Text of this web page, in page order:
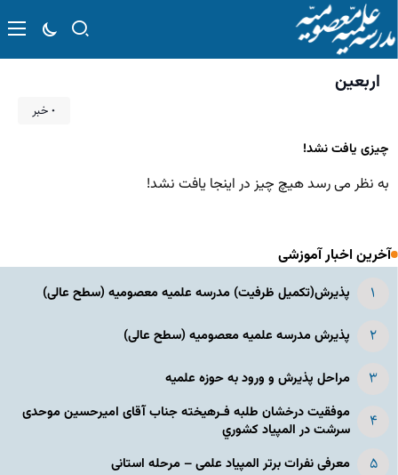
اربعین
۰ خبر
چیزی یافت نشد!
به نظر می رسد هیچ چیز در اینجا یافت نشد!
آخرین اخبار آموزشی
پذیرش(تکمیل ظرفیت) مدرسه علمیه معصومیه‌ (سطح عالی)
پذیرش مدرسه علمیه معصومیه‌ (سطح عالی)
مراحل پذیرش و ورود به حوزه علمیه
موفقیت درخشان طلبه فـرهیخته جناب آقای امیرحسین موحدی
سرشت در المپياد كشوري
معرفی نفرات برتر المپیاد علمی – مرحله استانی